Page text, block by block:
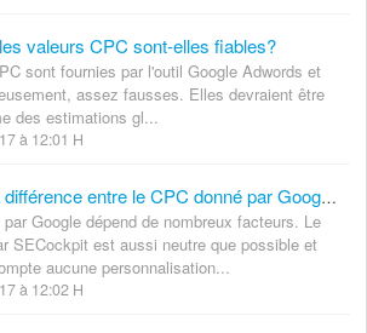
valeurs CPC sont-elles fiables?
sont fournies par l'outil Google Adwords et
assez fausses. Elles devraient être
des estimations gl...
à 12:01 H
Quelle est la différence entre le CPC donné par Google et celui donné par SECockpit?
Google dépend de nombreux facteurs. Le
SECockpit est aussi neutre que possible et
aucune personnalisation...
à 12:02 H